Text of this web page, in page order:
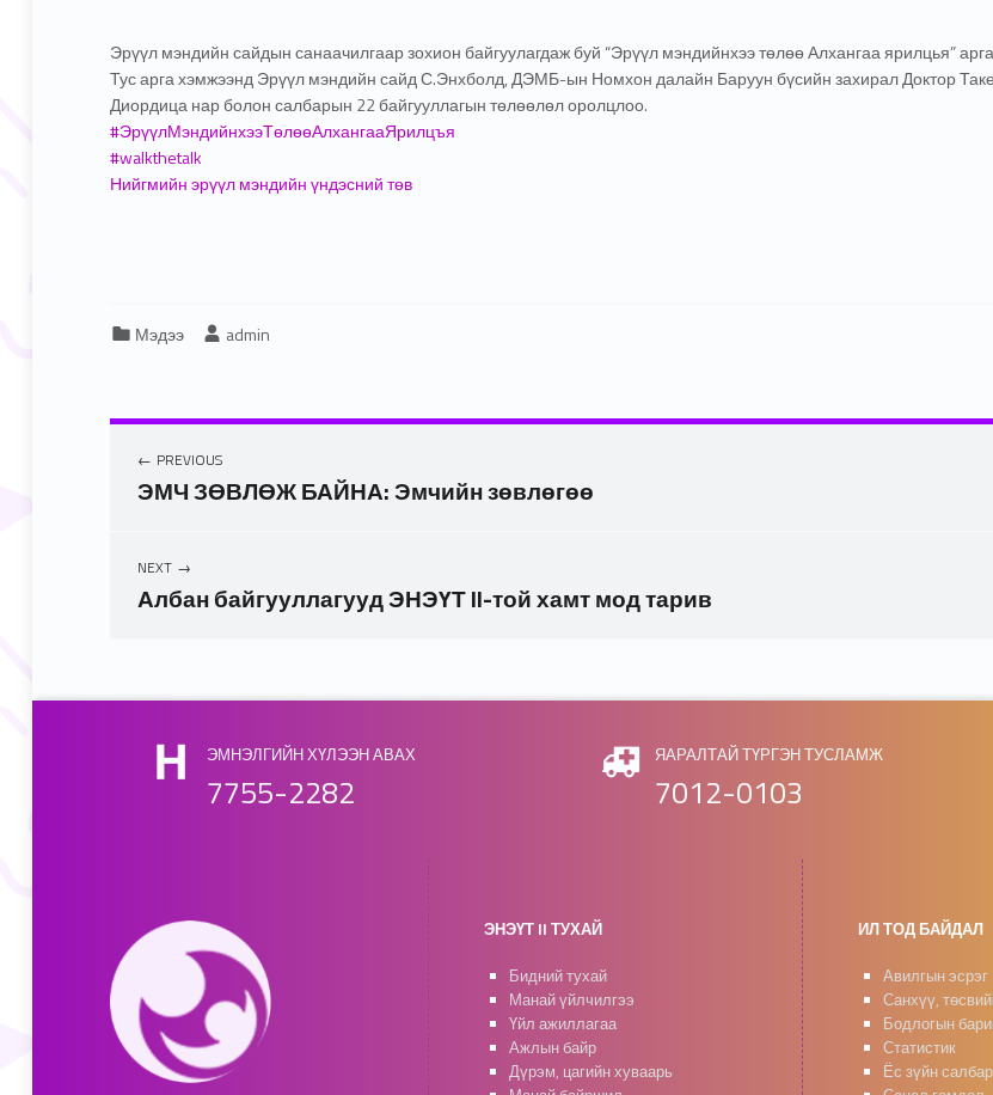
Эрүүл мэндийн сайдын санаачилгаар зохион байгуулагдаж буй “Эрүүл мэндийнхээ төлөө Алхангаа ярилцья”
Тус арга хэмжээнд Эрүүл мэндийн сайд С.Энхболд, ДЭМБ-ын Номхон далайн Баруун бүсийн захирал Доктор
Диордица нар болон салбарын 22 байгууллагын төлөөлөл оролцлоо.
#ЭрүүлМэндийнхээТөлөөАлхангааЯрилцъя
#walkthetalk
Нийгмийн эрүүл мэндийн үндэсний төв
Categorized in:
Мэдээ Written by:
admin
PREVIOUS
ЭМЧ ЗӨВЛӨЖ БАЙНА: Эмчийн зөвлөгөө
NEXT
Албан байгууллагууд ЭНЭҮТ II-той хамт мод тарив
ЭМНЭЛГИЙН ХҮЛЭЭН АВАХ
7755-2282
ЯАРАЛТАЙ ТҮРГЭН ТУСЛАМЖ
7012-0103
ЭНЭҮТ II ТУХАЙ
Бидний тухай
Манай үйлчилгээ
Үйл ажиллагаа
Ажлын байр
Дүрэм, цагийн хуваарь
ИЛ ТОД БАЙДАЛ
Авилгын эсрэг
Санхүү,
Бодлогын
Статистик
Ёс зүйн